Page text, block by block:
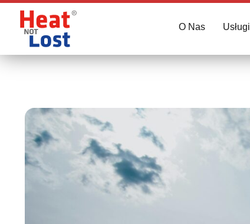
O Nas Usługi